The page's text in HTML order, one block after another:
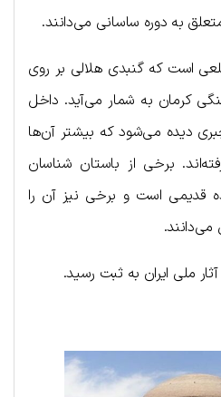
به دوره ساسانی می‌دانند.
جبلیه ساختمانی ۸ ضلعی است که گنبدی هلالی بر روی
کرمان به شمار می‌آید. داخل
دیده می‌شود که بیشتر آن‌ها
برخی از باستان شناسان
قدیمی است و برخی نیز آن را
می‌دانند.